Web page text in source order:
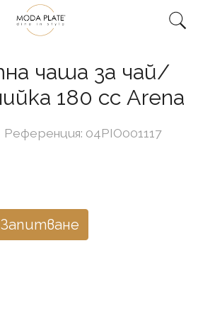
чаша за чай/
180 сс Arena
Референция: 04PIO001117
Запитване